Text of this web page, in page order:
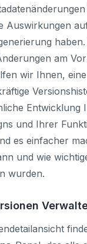
Auswirkungen
am
wir Ihnen,
Entwicklung
und Ihrer
es einfacher
und wie
wurden.